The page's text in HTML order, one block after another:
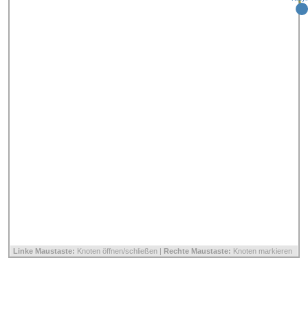
Linke Maustaste: Knoten öffnen/schließen | Rechte Maustaste: Knoten markieren